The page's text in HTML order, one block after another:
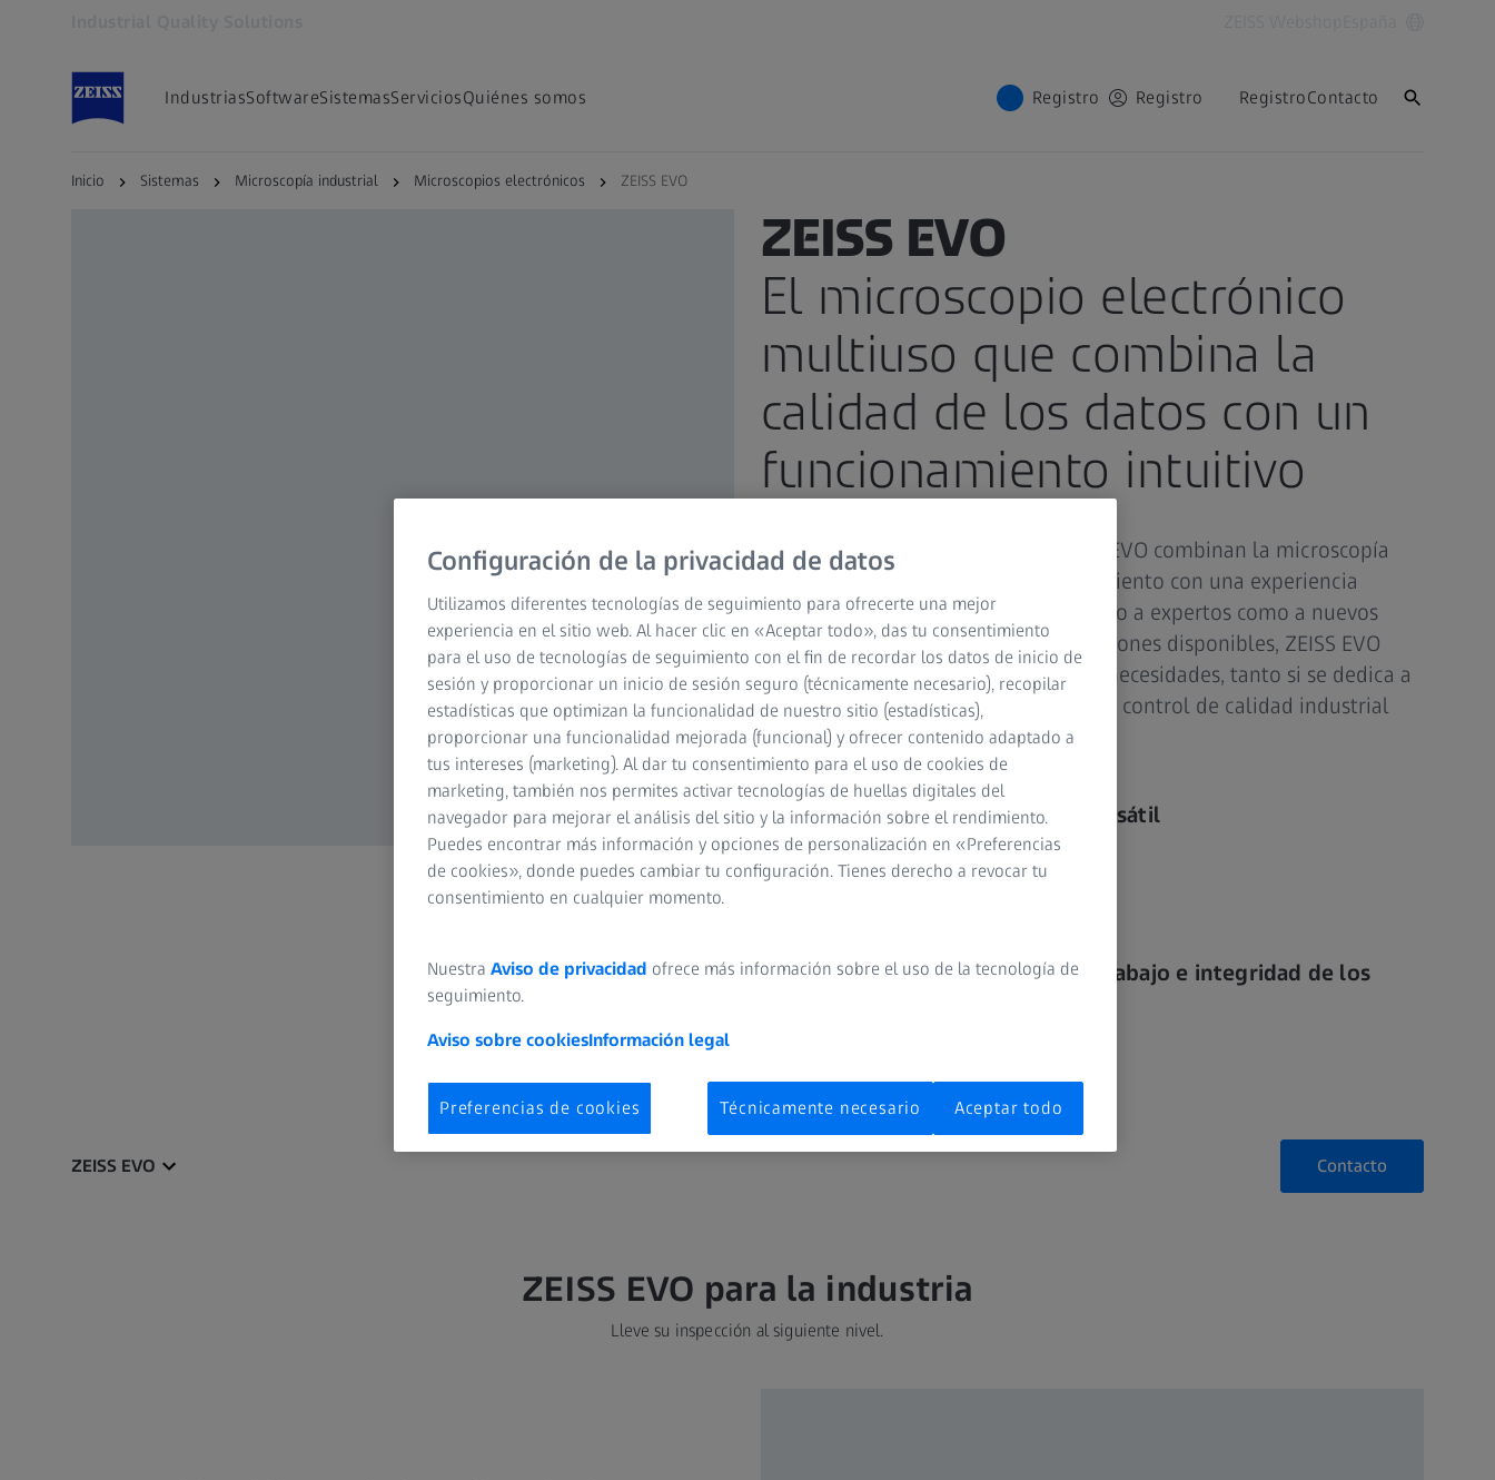
IndustriasSoftwareSistemasServiciosQuiénes somos Registro Registro RegistroContacto
Inicio Sistemas Microscopía industrial Microscopios electrónicos ZEISS EVO
ZEISS EVO
El microscopio electrónico
multiuso que combina la
calidad de los datos con un
funcionamiento intuitivo
Los instrumentos de la familia ZEISS EVO combinan la microscopía
electrónica de barrido de alto rendimiento con una experiencia
intuitiva y fácil de usar que atrae tanto a expertos como a nuevos
usuarios. Con su amplia gama de opciones disponibles, ZEISS EVO
puede adaptarse con precisión a sus necesidades, tanto si se dedica a
las ciencias de los materiales como al control de calidad industrial
rutinario y al análisis de fallos.
Una solución polivalente y versátil
La mejor facilidad de uso
Automatización del flujo de trabajo e integridad de los
ZEISS EVO Contacto
ZEISS EVO para la industria
Lleve su inspección al siguiente nivel.
Configuración de la privacidad de datos
Utilizamos diferentes tecnologías de seguimiento para ofrecerte una mejor
experiencia en el sitio web. Al hacer clic en «Aceptar todo», das tu consentimiento
para el uso de tecnologías de seguimiento con el fin de recordar los datos de inicio de
sesión y proporcionar un inicio de sesión seguro (técnicamente necesario), recopilar
estadísticas que optimizan la funcionalidad de nuestro sitio (estadísticas),
proporcionar una funcionalidad mejorada (funcional) y ofrecer contenido adaptado a
tus intereses (marketing). Al dar tu consentimiento para el uso de cookies de
marketing, también nos permites activar tecnologías de huellas digitales del
navegador para mejorar el análisis del sitio y la información sobre el rendimiento.
Puedes encontrar más información y opciones de personalización en «Preferencias
de cookies», donde puedes cambiar tu configuración. Tienes derecho a revocar tu
consentimiento en cualquier momento.
Nuestra Aviso de privacidad ofrece más información sobre el uso de la tecnología de
seguimiento.
Aviso sobre cookiesInformación legal
Preferencias de cookies Técnicamente necesario Aceptar todo